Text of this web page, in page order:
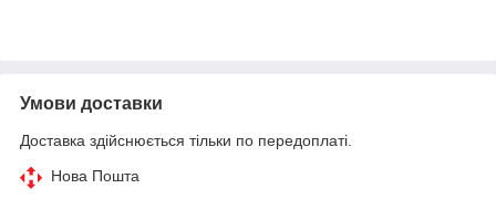
Умови доставки
Доставка здійснюється тільки по передоплаті.
Нова Пошта